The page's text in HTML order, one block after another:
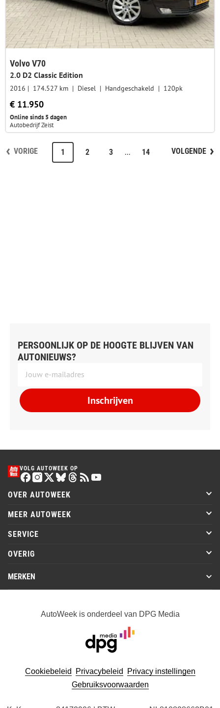
Volvo V70
2.0 D2 Classic Edition
2016 174.527 km Diesel Handgeschakeld 120pk
€ 11.950
Online sinds 5 dagen
Autobedrijf Zeist
VORIGE VOLGENDE
1 2 3 ... 14
PERSOONLIJK OP DE HOOGTE BLIJVEN VAN
AUTONIEUWS?
Inschrijven
VOLG AUTOWEEK OP
OVER AUTOWEEK
MEER AUTOWEEK
SERVICE
OVERIG
MERKEN
AutoWeek is onderdeel van DPG Media
Cookiebeleid Privacybeleid
Privacy instellingen
Gebruiksvoorwaarden